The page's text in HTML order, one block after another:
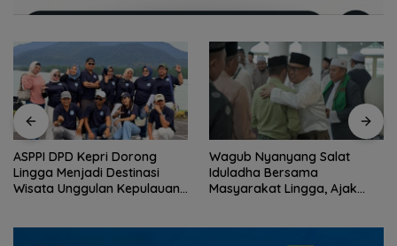
ASPPI DPD Kepri Dorong
Lingga Menjadi Destinasi
Wisata Unggulan Kepulauan
Wagub Nyanyang Salat
Iduladha Bersama
Masyarakat Lingga, Ajak